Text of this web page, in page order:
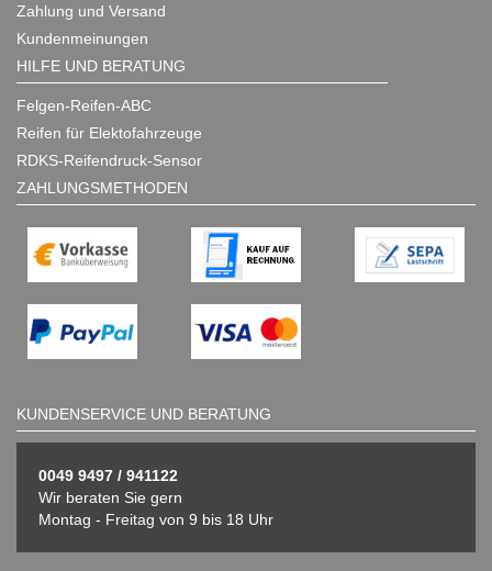
Zahlung und Versand
Kundenmeinungen
HILFE UND BERATUNG
Felgen-Reifen-ABC
Reifen für Elektofahrzeuge
RDKS-Reifendruck-Sensor
ZAHLUNGSMETHODEN
KUNDENSERVICE UND BERATUNG
0049 9497 / 941122
Wir beraten Sie gern
Montag - Freitag von 9 bis 18 Uhr